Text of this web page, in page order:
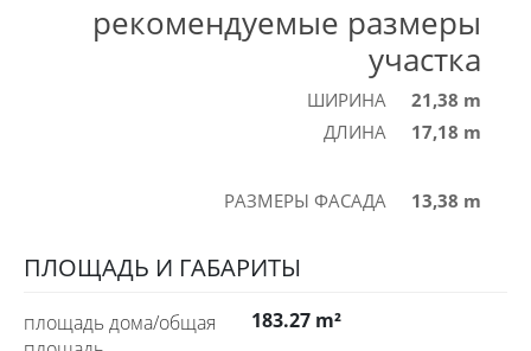
рекомендуемые размеры
участка
ШИРИНА
21,38 m
ДЛИНА
17,18 m
РАЗМЕРЫ ФАСАДА 13,38 m
ПЛОЩАДЬ И ГАБАРИТЫ
площадь дома/общая
183.27 m²